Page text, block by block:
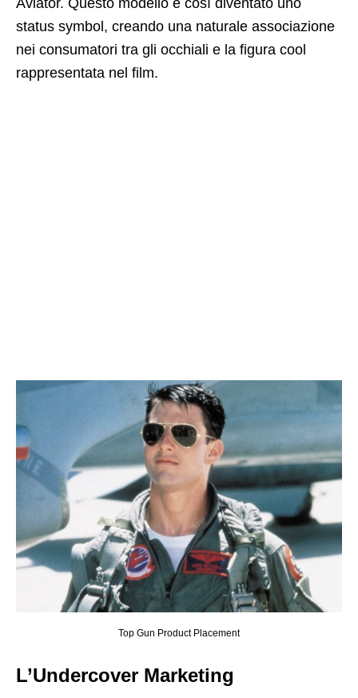
Aviator. Questo modello è così diventato uno
status symbol, creando una naturale associazione
nei consumatori tra gli occhiali e la figura cool
rappresentata nel film.
Top Gun Product Placement
L’Undercover Marketing